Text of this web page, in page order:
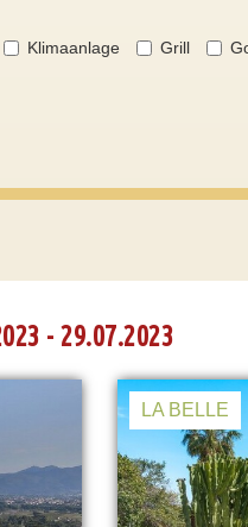
Klimaanlage Grill
- 29.07.2023
LA BELLE